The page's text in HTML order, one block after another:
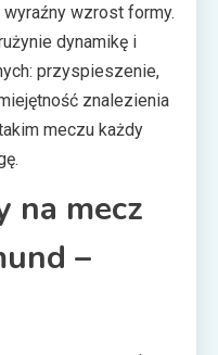
wzrost formy.
dynamikę i
przyspieszenie,
znalezienia
meczu każdy
na mecz
–